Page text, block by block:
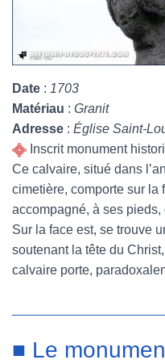
Date : 1703
Matériau : Granit
Adresse : Église Saint-
Inscrit monument
Ce calvaire, situé dans
cimetière, comporte sur la
accompagné, à ses
Sur la face est, se trouve
soutenant la tête du
calvaire porte,
■ Le